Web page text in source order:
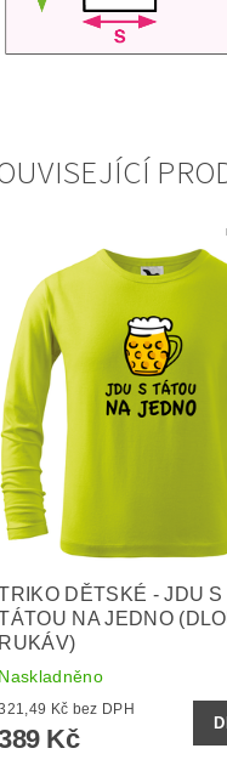
DĚTSKÉ - JDU S
NA JEDNO
RUKÁV)
Naskladněno
321,49 Kč bez DPH
Kč